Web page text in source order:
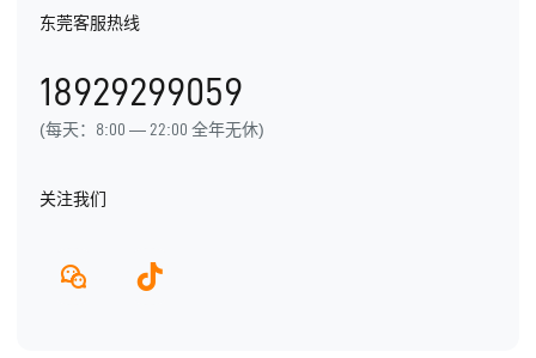
用户手册
产品动态
东莞客服热线
18929299059
(每天：8:00 — 22:00 全年无休)
关注我们